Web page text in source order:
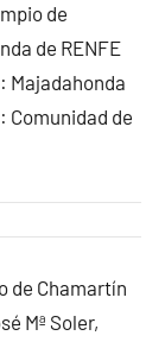
de
de RENFE
Majadahonda
Comunidad de
de Chamartín
Mª Soler,